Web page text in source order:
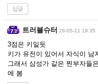
답글
트러블슈터 26-05-11 19:35
3점은 키일듯
키가 유전이 있어서 자식이 남
그래서 삼성가 같은 찐부자들
에 봄